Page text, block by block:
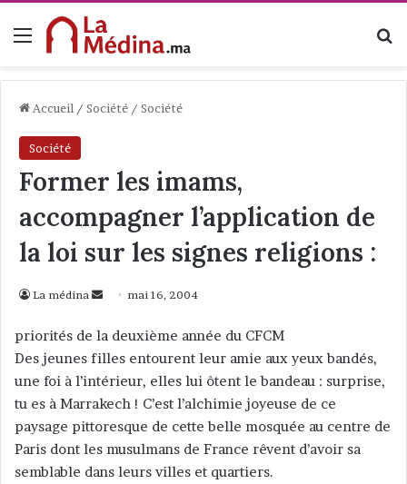
Menu
Accueil / Société / Société
Société
Former les imams,
accompagner l’application de
la loi sur les signes religions :
La médina
v
o
y
e
r
u
n
mai 16, 2004
priorités de la deuxième année du CFCM
Des jeunes filles entourent leur amie aux yeux bandés,
une foi à l’intérieur, elles lui ôtent le bandeau : surprise,
tu es à Marrakech ! C’est l’alchimie joyeuse de ce
paysage pittoresque de cette belle mosquée au centre de
Paris dont les musulmans de France rêvent d’avoir sa
semblable dans leurs villes et quartiers.